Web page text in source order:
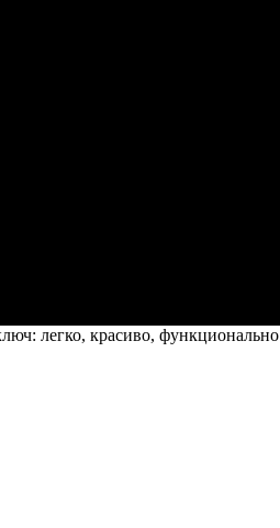
легко, красиво, функционально